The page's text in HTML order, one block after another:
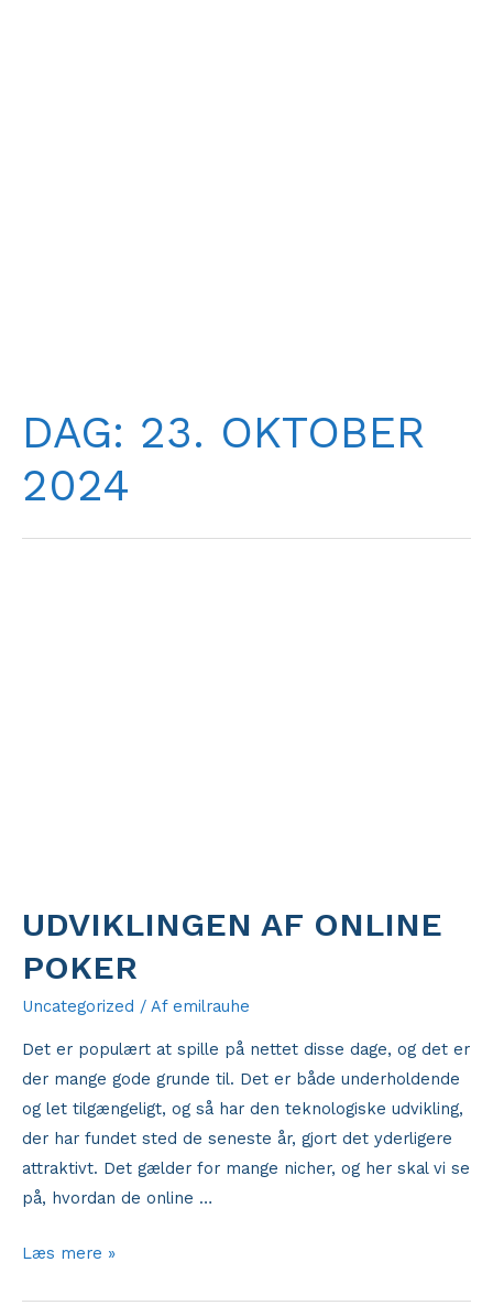
DAG: 23. OKTOBER
2024
UDVIKLINGEN AF ONLINE
POKER
Uncategorized / Af emilrauhe
Det er populært at spille på nettet disse dage, og det er
der mange gode grunde til. Det er både underholdende
og let tilgængeligt, og så har den teknologiske udvikling,
der har fundet sted de seneste år, gjort det yderligere
attraktivt. Det gælder for mange nicher, og her skal vi se
på, hvordan de online …
Udviklingen
Læs mere »